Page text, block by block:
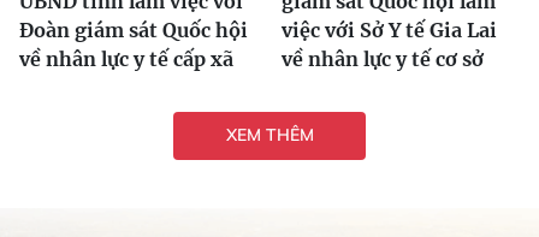
Đoàn giám sát Quốc hội
về nhân lực y tế cấp xã
việc với Sở Y tế Gia Lai
về nhân lực y tế cơ sở
XEM THÊM